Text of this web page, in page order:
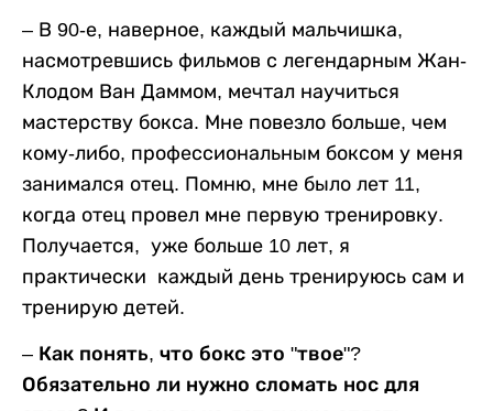
– В 90-е, наверное, каждый мальчишка,
насмотревшись фильмов с легендарным Жан-
Клодом Ван Даммом, мечтал научиться
мастерству бокса. Мне повезло больше, чем
кому-либо, профессиональным боксом у меня
занимался отец. Помню, мне было лет 11,
когда отец провел мне первую тренировку.
Получается, уже больше 10 лет, я
практически каждый день тренируюсь сам и
тренирую детей.
– Как понять, что бокс это "твое"?
Обязательно ли нужно сломать нос для